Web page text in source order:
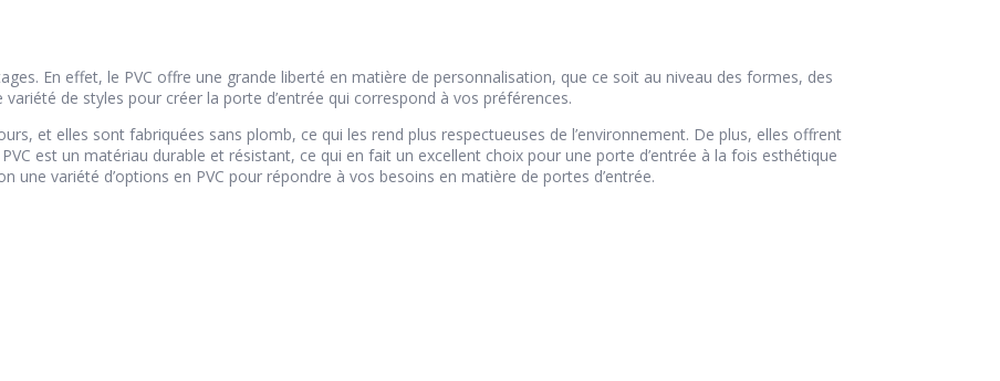
En effet, le PVC offre une grande liberté en matière de personnalisation, que ce soit au niveau des formes, des
de styles pour créer la porte d’entrée qui correspond à vos préférences.
et elles sont fabriquées sans plomb, ce qui les rend plus respectueuses de l’environnement. De plus, elles offrent
est un matériau durable et résistant, ce qui en fait un excellent choix pour une porte d’entrée à la fois esthétique
variété d’options en PVC pour répondre à vos besoins en matière de portes d’entrée.